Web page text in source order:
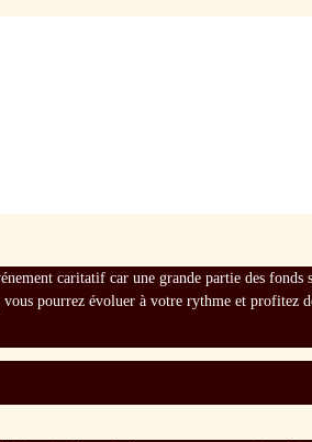
caritatif car une grande partie des fonds
pourrez évoluer à votre rythme et profitez